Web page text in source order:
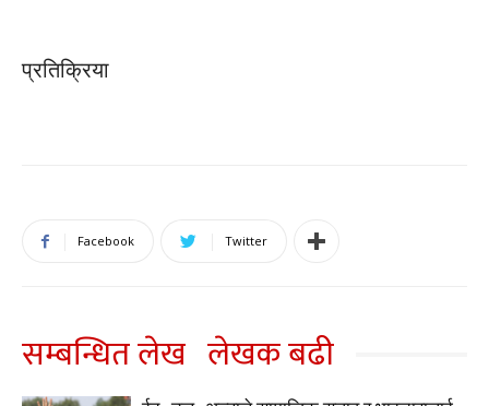
प्रतिक्रिया
Facebook Twitter
सम्बन्धित लेख लेखक बढी